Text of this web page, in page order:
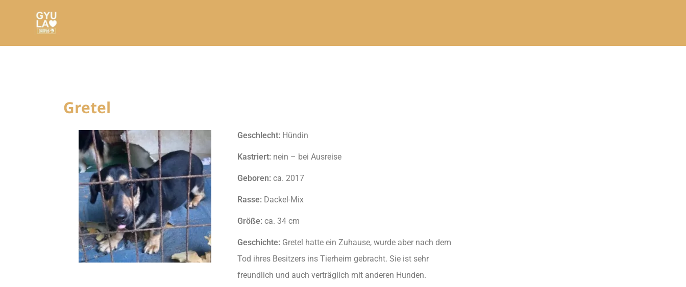
Gretel
Geschlecht:Hündin
Kastriert:nein – bei Ausreise
Geboren:ca. 2017
Rasse:Dackel-Mix
Größe:ca. 34 cm
Geschichte: Gretel hatte ein Zuhause, wurde aber nach dem
Tod ihres Besitzers ins Tierheim gebracht. Sie ist sehr
freundlich und auch verträglich mit anderen Hunden.